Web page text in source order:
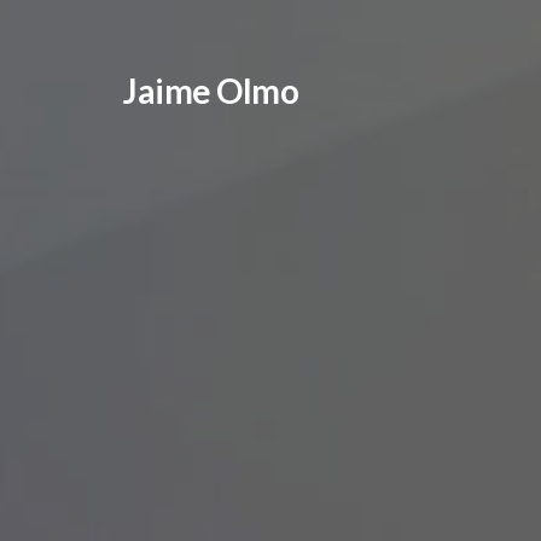
Jaime Olmo